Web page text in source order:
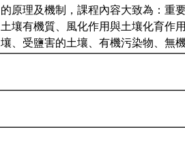
的原理及機制，課程內容大致為：重
土壤有機質、風化作用與土壤化育作
壤、受鹽害的土壤、有機污染物、無